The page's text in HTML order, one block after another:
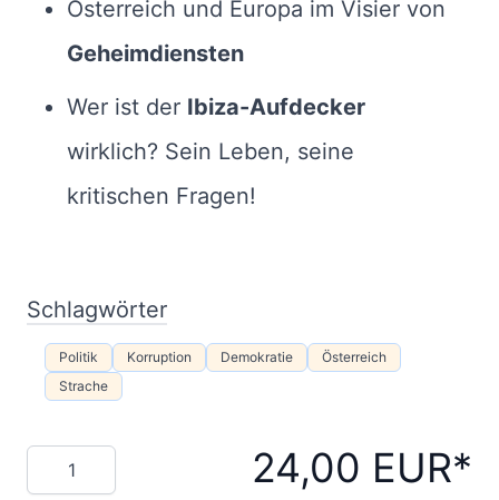
Österreich und Europa im Visier von
Geheimdiensten
Wer ist der Ibiza-Aufdecker
wirklich? Sein Leben, seine
kritischen Fragen!
Schlagwörter
Politik Korruption Demokratie
Österreich
Strache
Menge 24,00 EUR